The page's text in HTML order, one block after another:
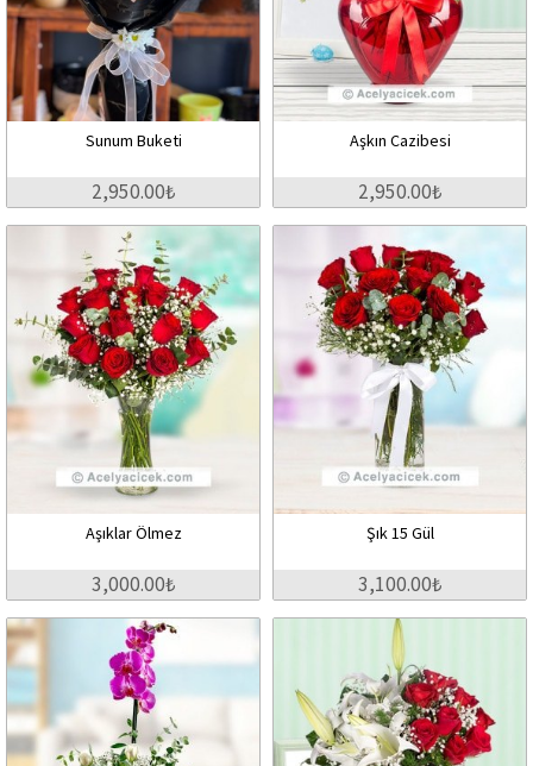
Sunum Buketi
2,950.00₺
Aşkın Cazibesi
2,950.00₺
Aşıklar Ölmez
3,000.00₺
Şık 15 Gül
3,100.00₺